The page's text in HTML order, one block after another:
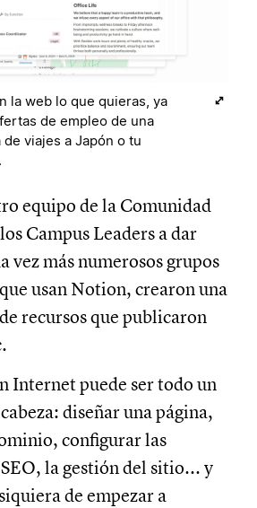
la web lo que quieras, ya
de empleo de una
viajes a Japón o tu
equipo de la Comunidad
Campus Leaders a dar
vez más numerosos grupos
usan Notion, crearon una
recursos que publicaron
Internet puede ser todo un
diseñar una página,
configurar las
la gestión del sitio... y
de empezar a